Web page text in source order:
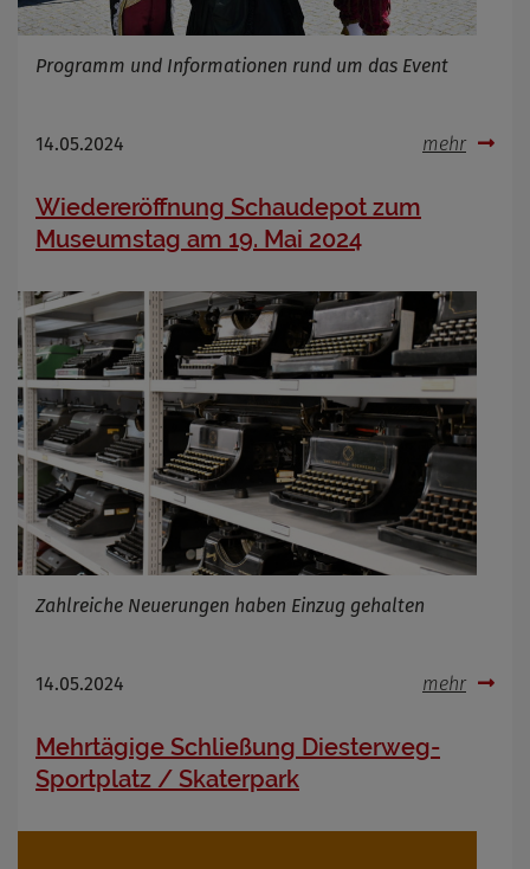
Programm und Informationen rund um das Event
14.05.2024 mehr
Wiedereröffnung Schaudepot zum
Museumstag am 19. Mai 2024
Zahlreiche Neuerungen haben Einzug gehalten
14.05.2024 mehr
Mehrtägige Schließung Diesterweg-
Sportplatz / Skaterpark